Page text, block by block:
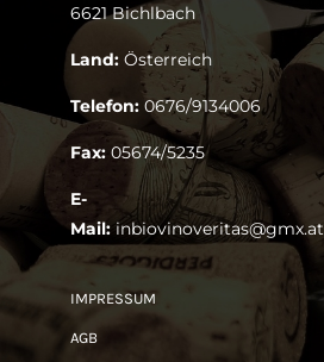
6621 Bichlbach
Land: Österreich
Telefon: 0676/9134006
Fax: 05674/5235
E-
Mail: inbiovinoveritas@gmx.at
IMPRESSUM
AGB